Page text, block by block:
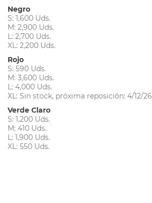
Negro
S: 1,600 Uds.
M: 2,900 Uds.
L: 2,700 Uds.
XL: 2,200 Uds.
Rojo
S: 590 Uds.
M: 3,600 Uds.
L: 4,000 Uds.
XL: Sin stock, próxima reposición: 4/12/26
Verde Claro
S: 1,200 Uds.
M: 410 Uds.
L: 1,900 Uds.
XL: 550 Uds.